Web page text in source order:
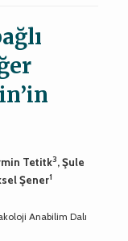
Tetitk3, Şule
Şener1
Anabilim Dalı